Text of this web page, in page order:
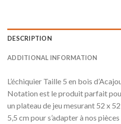
DESCRIPTION
ADDITIONAL INFORMATION
L’échiquier Taille 5 en bois
Notation est le produit parfait
un plateau de jeu mesurant 52 x
5,5 cm pour s’adapter à nos